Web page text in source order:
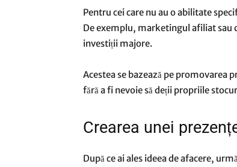
Pentru cei care nu au o abilitate
De exemplu, marketingul afiliat sau
investiții majore.
Acestea se bazează pe promovarea
fără a fi nevoie să deții propriile
Crearea unei
După ce ai ales ideea de afacere,